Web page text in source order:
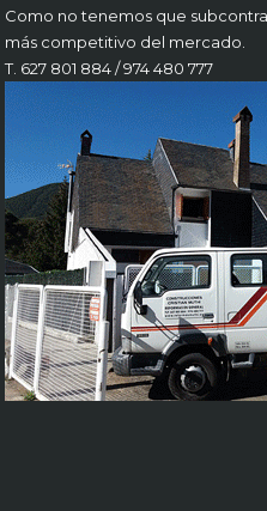
Como no tenemos que
más competitivo del mercado.
T. 627 801 884 / 974 480 777